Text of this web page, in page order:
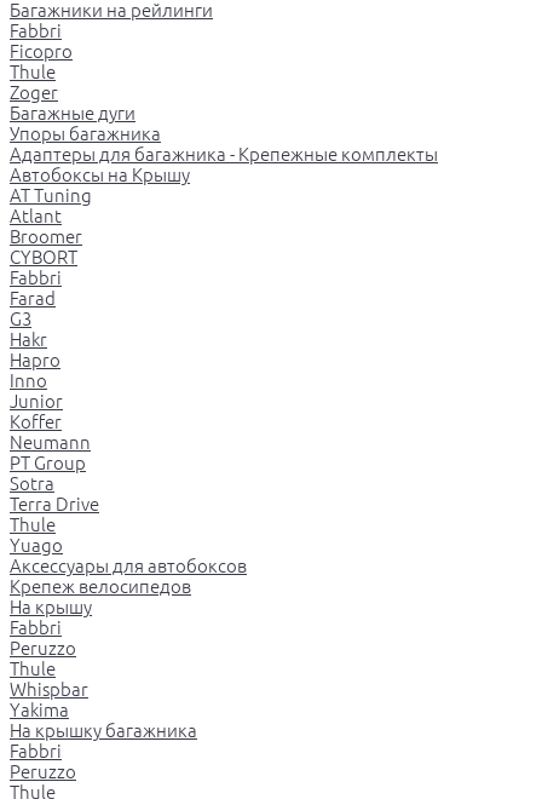
Багажники на рейлинги
Fabbri
Ficopro
Thule
Zoger
Багажные дуги
Упоры багажника
Адаптеры для багажника - Крепежные комплекты
Автобоксы на Крышу
AT Tuning
Atlant
Broomer
CYBORT
Fabbri
Farad
G3
Hakr
Hapro
Inno
Junior
Koffer
Neumann
PT Group
Sotra
Terra Drive
Thule
Yuago
Аксессуары для автобоксов
Крепеж велосипедов
На крышу
Fabbri
Peruzzo
Thule
Whispbar
Yakima
На крышку багажника
Fabbri
Peruzzo
Thule